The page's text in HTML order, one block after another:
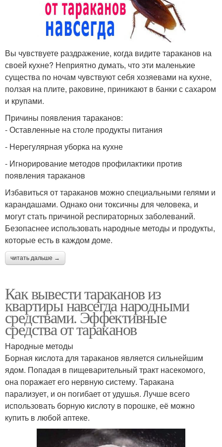
Вы чувствуете раздражение, когда видите тараканов на
своей кухне? Неприятно думать, что эти маленькие
существа по ночам чувствуют себя хозяевами на кухне,
ползая на плите, раковине, приникают в банки с сахаром
и крупами.
Причины появления тараканов:
- Оставленные на столе продукты питания
- Нерегулярная уборка на кухне
- Игнорирование методов профилактики против
появления тараканов
Избавиться от тараканов можно специальными гелями и
карандашами. Однако они токсичны для человека, и
могут стать причиной респираторных заболеваний.
Безопаснее использовать народные методы и продукты,
которые есть в каждом доме.
читать дальше →
Как вывести тараканов из
квартиры навсегда народными
средствами. Эффективные
средства от тараканов
Народные методы
Борная кислота для тараканов является сильнейшим
ядом. Попадая в пищеварительный тракт насекомого,
она поражает его нервную систему. Таракана
парализует, и он погибает от удушья. Лучше всего
использовать борную кислоту в порошке, её можно
купить в любой аптеке.